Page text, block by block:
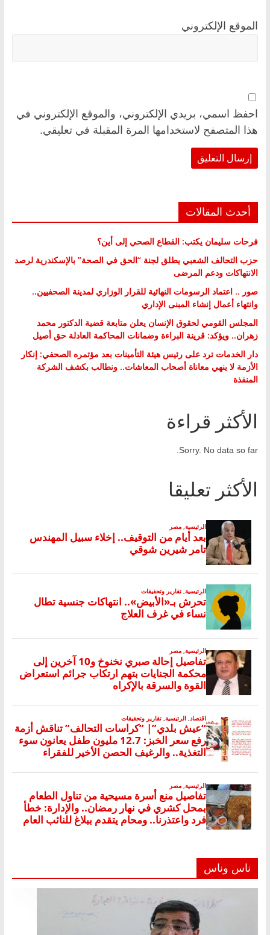
الموقع الإلكتروني
احفظ اسمي، بريدي الإلكتروني، والموقع الإلكتروني في
هذا المتصفح لاستخدامها المرة المقبلة في تعليقي.
أحدث المقالات
فرحات سليمان يكتب: القطاع الصحي إلى أين؟
حزب التحالف الشعبي يطلق لجنة “الحق في الصحة” بالإسكندرية لرصد
الانتهاكات ودعم المرضى
صور .. اعتماد الرسومات النهائية للقرار الوزاري لمدينة الصحفيين..
وانتهاء أعمال إنشاء المبنى الإداري
المجلس القومي لحقوق الإنسان يعلن متابعة قضية الدكتور محمد
زهران.. ويؤكد: قرينة البراءة وضمانات المحاكمة العادلة حق أصيل
دار الخدمات ترد على رئيس هيئة التأمينات بعد مؤتمره الصحفي: إنكار
الأزمة لا ينهي معاناة أصحاب المعاشات.. ونطالب بكشف الشركة
المنفذة
الأكثر قراءة
Sorry. No data so far.
الأكثر تعليقا
ناس وناس